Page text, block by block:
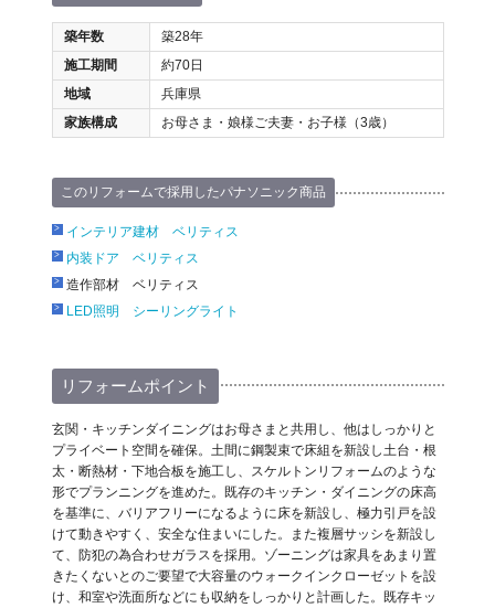
築年数
築28年
施工期間
約70日
地域
兵庫県
家族構成
お母さま・娘様ご夫妻・お子様（3歳）
このリフォームで採用したパナソニック商品
インテリア建材 ベリティス
内装ドア ベリティス
造作部材 ベリティス
LED照明 シーリングライト
リフォームポイント
玄関・キッチンダイニングはお母さまと共用し、他はしっかりと
プライベート空間を確保。土間に鋼製束で床組を新設し土台・根
太・断熱材・下地合板を施工し、スケルトンリフォームのような
形でプランニングを進めた。既存のキッチン・ダイニングの床高
を基準に、バリアフリーになるように床を新設し、極力引戸を設
けて動きやすく、安全な住まいにした。また複層サッシを新設し
て、防犯の為合わせガラスを採用。ゾーニングは家具をあまり置
きたくないとのご要望で大容量のウォークインクローゼットを設
け、和室や洗面所などにも収納をしっかりと計画した。既存キッ